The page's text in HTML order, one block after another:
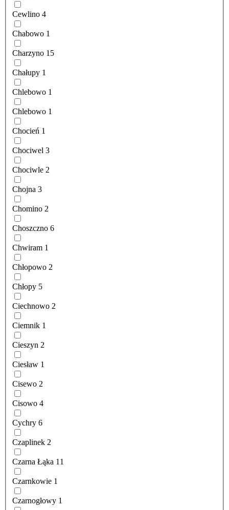
Cewlino 4
Chabowo 1
Charzyno 15
Chałupy 1
Chlebowo 1
Chlebowo 1
Chocień 1
Chociwel 3
Chociwle 2
Chojna 3
Chomino 2
Choszczno 6
Chwiram 1
Chłopowo 2
Chłopy 5
Ciechnowo 2
Ciemnik 1
Cieszyn 2
Ciesław 1
Cisewo 2
Cisowo 4
Cychry 6
Czaplinek 2
Czarna Łąka 11
Czarnkowie 1
Czarnogłowy 1